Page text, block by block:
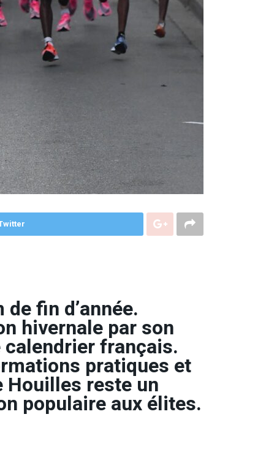
fin d’année.
hivernale par son
calendrier français.
pratiques et
reste un
populaire aux élites.